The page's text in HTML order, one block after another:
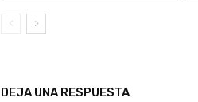
DEJA UNA RESPUESTA